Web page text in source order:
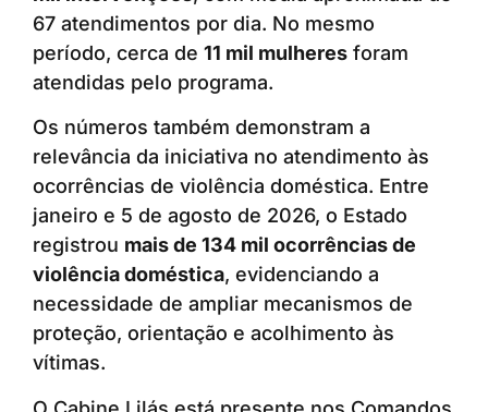
67 atendimentos por dia. No mesmo
período, cerca de 11 mil mulheres foram
atendidas pelo programa.
Os números também demonstram a
relevância da iniciativa no atendimento às
ocorrências de violência doméstica. Entre
janeiro e 5 de agosto de 2026, o Estado
registrou mais de 134 mil ocorrências de
violência doméstica, evidenciando a
necessidade de ampliar mecanismos de
proteção, orientação e acolhimento às
vítimas.